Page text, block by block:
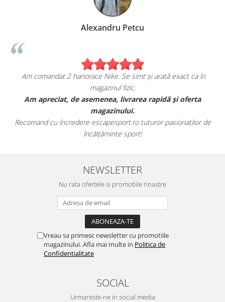
Alexandru Petcu
Am comandat 2 hanorace Nike. Se simt și arată exact ca în
magazinul fizic.
Am apreciat, de asemenea, livrarea rapidă și oferta
magazinului.
Recomand cu încredere escapesport.ro tuturor pasionaților de
încălțăminte sport!
NEWSLETTER
Nu rata ofertele si promotiile noastre
Vreau sa primesc newsletter cu promotiile
magazinului. Afla mai multe in Politica de
Confidentialitate
SOCIAL
Urmareste-ne in social media